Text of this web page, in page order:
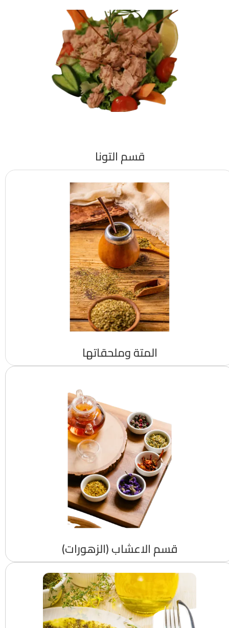
قسم التونا
المتة وملحقاتها
قسم الاعشاب (الزهورات)